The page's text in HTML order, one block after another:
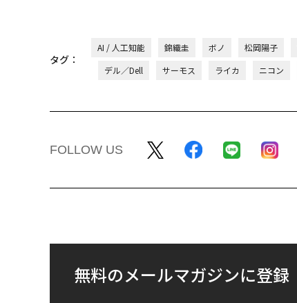
タグ：
AI / 人工知能 錦織圭 ボノ 松岡陽子
デル／Dell
サーモス ライカ ニコン
FOLLOW US
無料のメールマガジンに登録